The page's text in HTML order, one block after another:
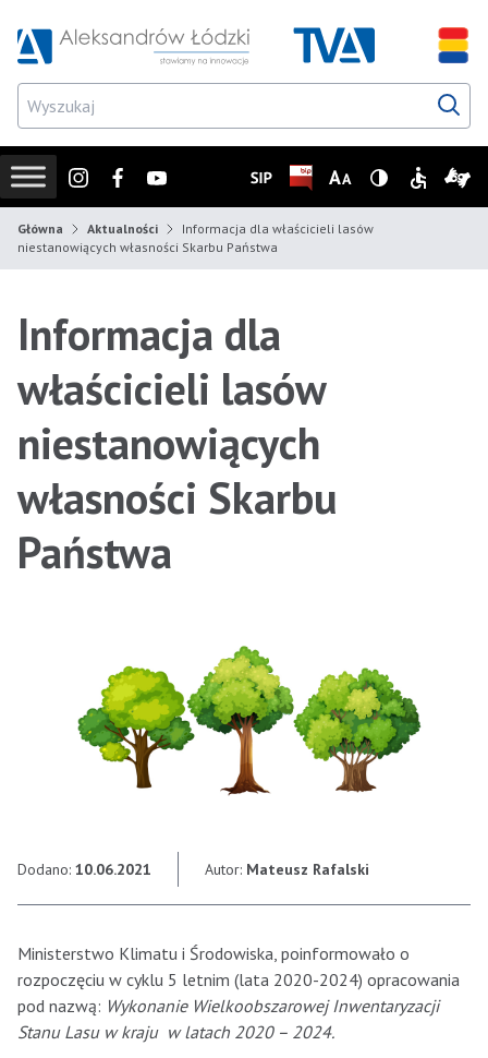
Główna Aktualności
Informacja dla właścicieli lasów
niestanowiących własności Skarbu Państwa
Informacja dla
właścicieli lasów
niestanowiących
własności Skarbu
Państwa
Dodano: 10.06.2021 Autor: Mateusz Rafalski
Ministerstwo Klimatu i Środowiska, poinformowało o
rozpoczęciu w cyklu 5 letnim (lata 2020-2024) opracowania
pod nazwą: Wykonanie Wielkoobszarowej Inwentaryzacji
Stanu Lasu w kraju w latach 2020 – 2024.